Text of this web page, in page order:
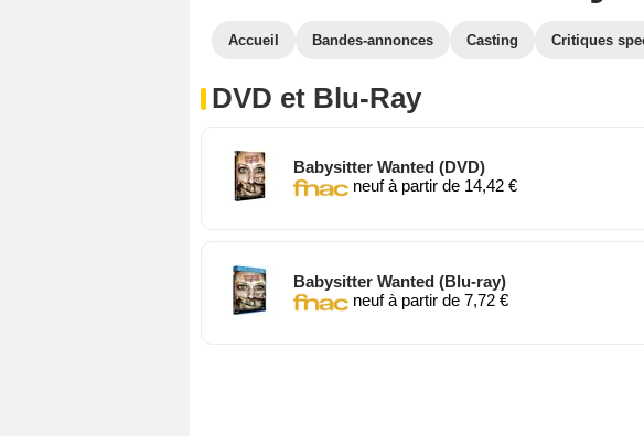
Accueil Bandes-annonces Casting Critiques
DVD et Blu-Ray
Babysitter Wanted (DVD)
neuf à partir de 14,42 €
Babysitter Wanted (Blu-ray)
neuf à partir de 7,72 €